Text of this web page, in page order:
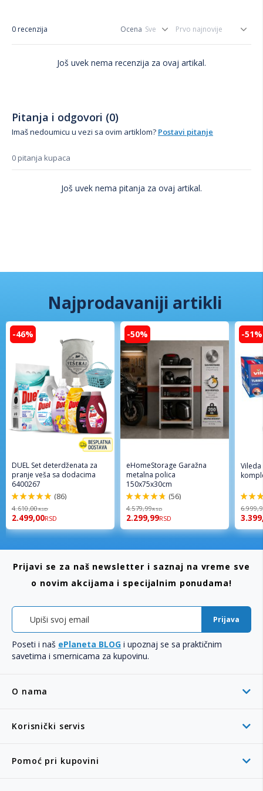
0 recenzija Ocena
Još uvek nema recenzija za ovaj artikal.
Pitanja i odgovori (0)
Imaš nedoumicu u vezi sa ovim artiklom? Postavi pitanje
0 pitanja kupaca
Još uvek nema pitanja za ovaj artikal.
Najprodavaniji artikli
-46%
DUEL Set deterdženata za
pranje veša sa dodacima
6400267
98%
(86)
4.610,00RSD
2.499,00RSD
-50%
eHomeStorage Garažna
metalna polica
150x75x30cm
96%
(56)
4.579,99RSD
2.299,99RSD
-51%
92%
O nama
Korisnički servis
Pomoć pri kupovini
Prijavi se za naš newsletter i saznaj na vreme sve
o novim akcijama i specijalnim ponudama!
Prijava
Poseti i naš ePlaneta BLOG i upoznaj se sa praktičnim
savetima i smernicama za kupovinu.